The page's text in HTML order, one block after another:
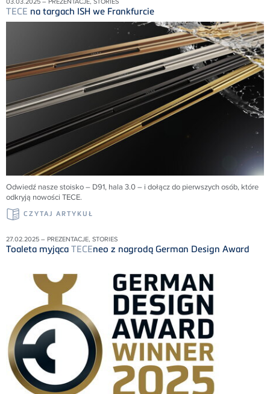
TECE na targach ISH we Frankfurcie
Odwiedź nasze stoisko – D91, hala 3.0 – i dołącz do pierwszych osób, które
odkryją nowości TECE.
CZYTAJ ARTYKUŁ
27.02.2025 – PREZENTACJE, STORIES
Toaleta myjąca TECEneo z nagrodą German Design Award